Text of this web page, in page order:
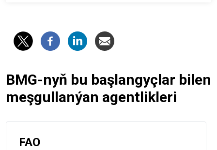
BMG-nyň bu başlangyçlar bilen
meşgullanýan agentlikleri
FAO